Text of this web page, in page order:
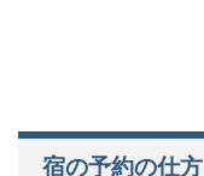
宿の予約の仕方